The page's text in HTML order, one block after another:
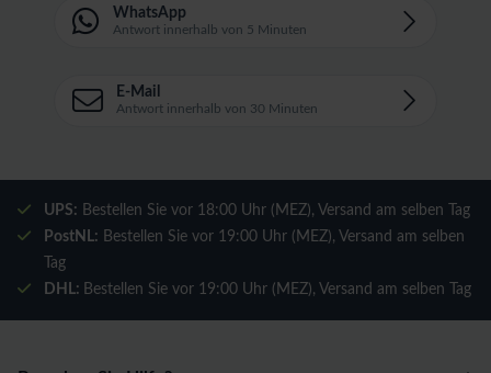
WhatsApp
Antwort innerhalb von 5 Minuten
E-Mail
Antwort innerhalb von 30 Minuten
UPS: Bestellen Sie vor 18:00 Uhr (MEZ), Versand am selben Tag
PostNL: Bestellen Sie vor 19:00 Uhr (MEZ), Versand am selben
Tag
DHL: Bestellen Sie vor 19:00 Uhr (MEZ), Versand am selben Tag